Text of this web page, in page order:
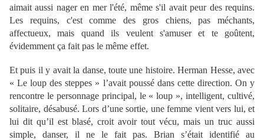
aimait aussi nager en mer l'été, même s'il avait peur des requins.
Les requins, c'est comme des gros chiens, pas méchants,
affectueux, mais quand ils veulent s'amuser et te goûtent,
évidemment ça fait pas le même effet.
Et puis il y avait la danse, toute une histoire. Herman Hesse, avec
« Le loup des steppes » l’avait poussé dans cette direction. On y
rencontre le personnage principal, le « loup », intelligent, cultivé,
solitaire, désabusé. Lors d’une sortie, une femme vient vers lui, et
lui dit qu’il est blasé, croit avoir tout vécu, mais un truc aussi
simple, danser, il ne le fait pas. Brian s’était identifié au